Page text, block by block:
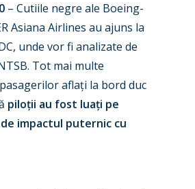
– Cutiile negre ale Boeing-
Asiana Airlines au ajuns la
unde vor fi analizate de
Tot mai multe
aflați la bord duc
piloții au fost luați pe
impactul puternic cu